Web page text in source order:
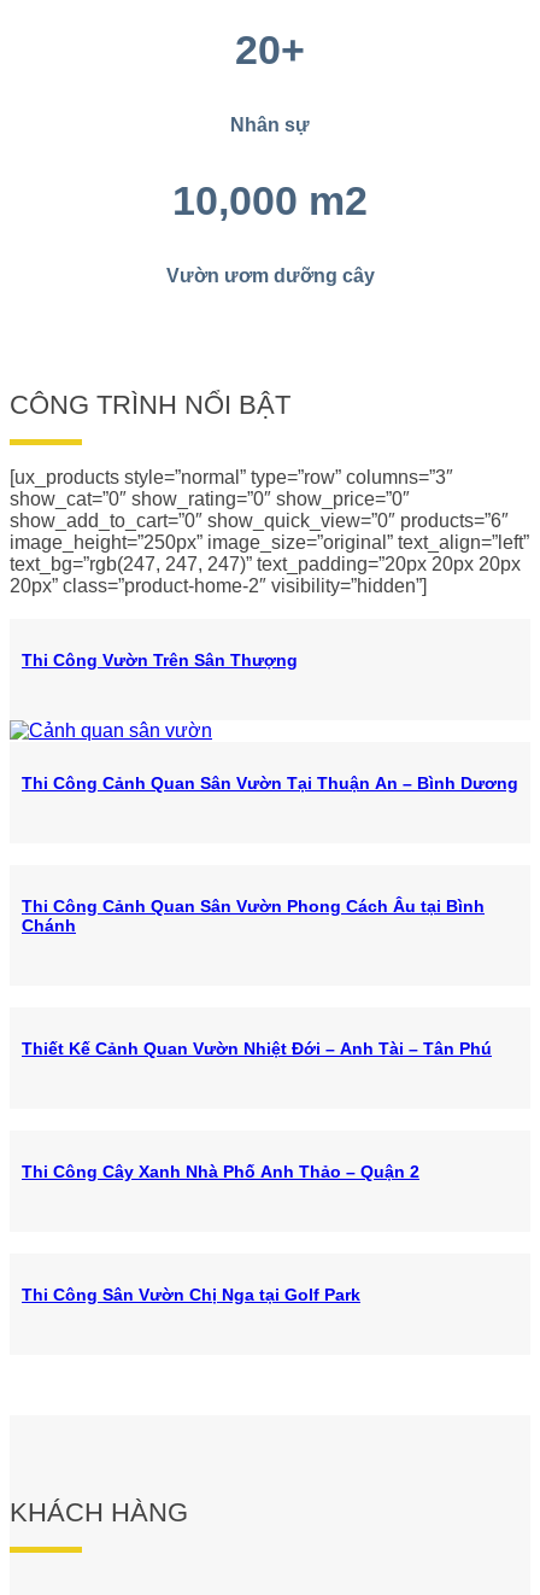
20+
Nhân sự
10,000 m2
Vườn ươm dưỡng cây
CÔNG TRÌNH NỔI BẬT
[ux_products style=”normal” type=”row” columns=”3″
show_cat=”0″ show_rating=”0″ show_price=”0″
show_add_to_cart=”0″ show_quick_view=”0″ products=”6″
image_height=”250px” image_size=”original” text_align=”left”
text_bg=”rgb(247, 247, 247)” text_padding=”20px 20px 20px
20px” class=”product-home-2″ visibility=”hidden”]
Thi Công Vườn Trên Sân Thượng
Thi Công Cảnh Quan Sân Vườn Tại Thuận An – Bình Dương
Thi Công Cảnh Quan Sân Vườn Phong Cách Âu tại Bình
Chánh
Thiết Kế Cảnh Quan Vườn Nhiệt Đới – Anh Tài – Tân Phú
Thi Công Cây Xanh Nhà Phố Anh Thảo – Quận 2
Thi Công Sân Vườn Chị Nga tại Golf Park
KHÁCH HÀNG